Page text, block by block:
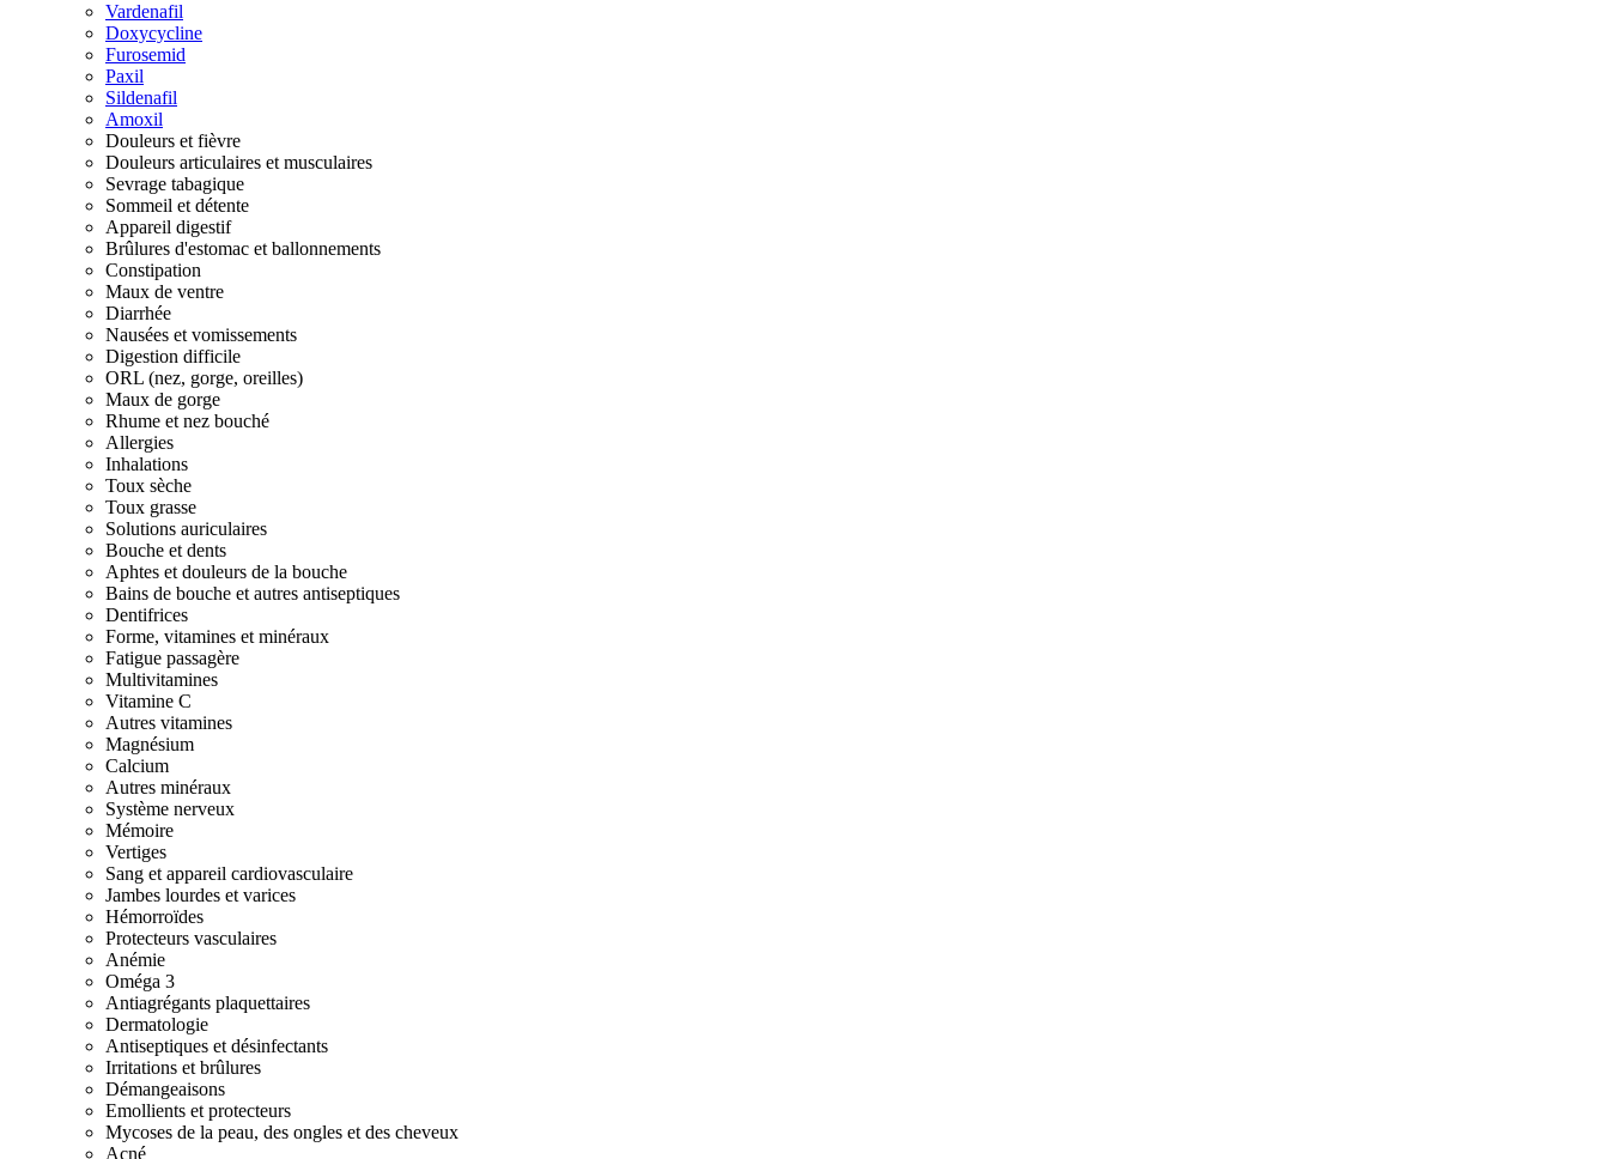
Vardenafil
Doxycycline
Furosemid
Paxil
Sildenafil
Amoxil
Douleurs et fièvre
Douleurs articulaires et musculaires
Sevrage tabagique
Sommeil et détente
Appareil digestif
Brûlures d'estomac et ballonnements
Constipation
Maux de ventre
Diarrhée
Nausées et vomissements
Digestion difficile
ORL (nez, gorge, oreilles)
Maux de gorge
Rhume et nez bouché
Allergies
Inhalations
Toux sèche
Toux grasse
Solutions auriculaires
Bouche et dents
Aphtes et douleurs de la bouche
Bains de bouche et autres antiseptiques
Dentifrices
Forme, vitamines et minéraux
Fatigue passagère
Multivitamines
Vitamine C
Autres vitamines
Magnésium
Calcium
Autres minéraux
Système nerveux
Mémoire
Vertiges
Sang et appareil cardiovasculaire
Jambes lourdes et varices
Hémorroïdes
Protecteurs vasculaires
Anémie
Oméga 3
Antiagrégants plaquettaires
Dermatologie
Antiseptiques et désinfectants
Irritations et brûlures
Démangeaisons
Emollients et protecteurs
Mycoses de la peau, des ongles et des cheveux
Acné